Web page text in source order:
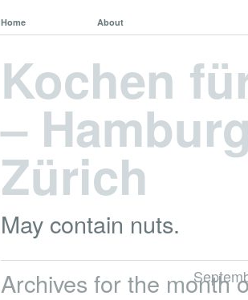
Home About
Kochen
–
Zürich
May contain nuts.
Archives for the month